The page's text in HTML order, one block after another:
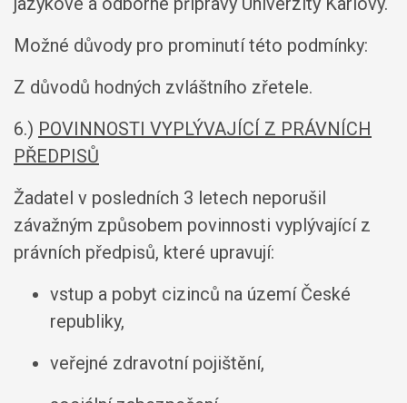
Možné důvody pro prominutí této podmínky:
Z důvodů hodných zvláštního zřetele.
6.) POVINNOSTI VYPLÝVAJÍCÍ Z PRÁVNÍCH
PŘEDPISŮ
Žadatel v posledních 3 letech neporušil
závažným způsobem povinnosti vyplývající z
právních předpisů, které upravují:
vstup a pobyt cizinců na území České
republiky,
veřejné zdravotní pojištění,